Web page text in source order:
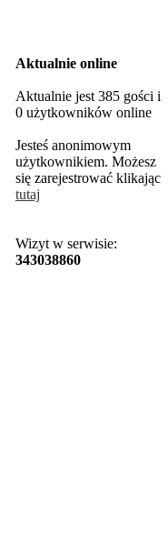
Aktualnie online
Aktualnie jest 385 gości i
0 użytkowników online
Jesteś anonimowym
użytkownikiem. Możesz
się zarejestrować klikając
tutaj
Wizyt w serwisie:
343038860